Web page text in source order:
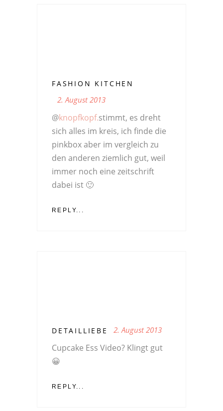
FASHION KITCHEN
2. August 2013
@knopfkopf.stimmt, es dreht
sich alles im kreis, ich finde die
pinkbox aber im vergleich zu
den anderen ziemlich gut, weil
immer noch eine zeitschrift
dabei ist 🙂
REPLY...
DETAILLIEBE 2. August 2013
Cupcake Ess Video? Klingt gut
😀
REPLY...